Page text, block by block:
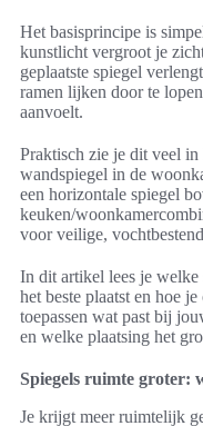
Het basisprincipe is
kunstlicht vergroot je
geplaatste spiegel
ramen lijken door te
aanvoelt.
Praktisch zie je dit veel
wandspiegel in de
een horizontale spiegel
keuken/
voor veilige,
In dit artikel lees je welke
het beste plaatst en hoe
toepassen wat past bij
en welke plaatsing het
Spiegels ruimte groter:
Je krijgt meer ruimtelijk